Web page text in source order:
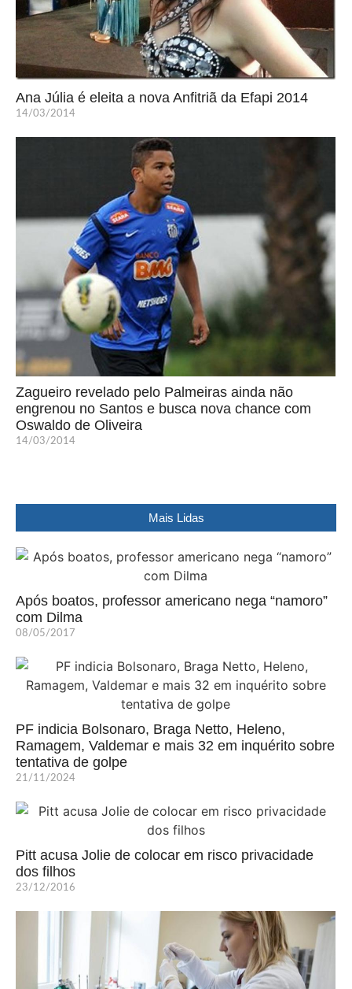
Ana Júlia é eleita a nova Anfitriã da Efapi 2014
14/03/2014
Zagueiro revelado pelo Palmeiras ainda não
engrenou no Santos e busca nova chance com
Oswaldo de Oliveira
14/03/2014
Mais Lidas
Após boatos, professor americano nega “namoro”
com Dilma
08/05/2017
PF indicia Bolsonaro, Braga Netto, Heleno,
Ramagem, Valdemar e mais 32 em inquérito sobre
tentativa de golpe
21/11/2024
Pitt acusa Jolie de colocar em risco privacidade
dos filhos
23/12/2016